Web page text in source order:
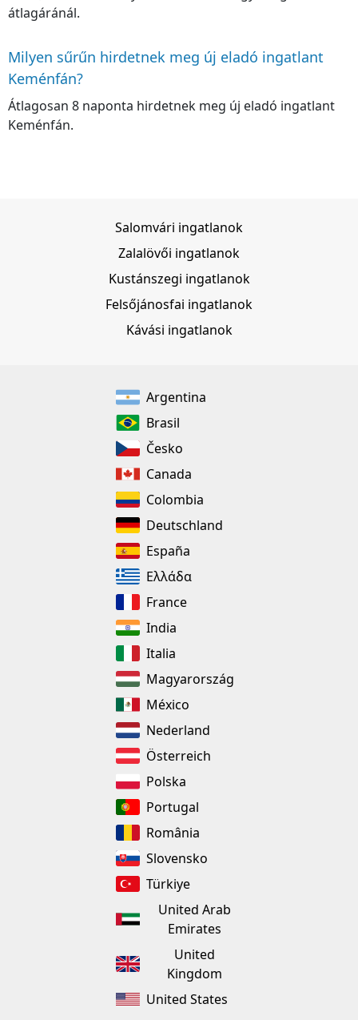
átlagáránál.
Milyen sűrűn hirdetnek meg új eladó ingatlant
Keménfán?
Átlagosan 8 naponta hirdetnek meg új eladó ingatlant
Keménfán.
Salomvári ingatlanok
Zalalövői ingatlanok
Kustánszegi ingatlanok
Felsőjánosfai ingatlanok
Kávási ingatlanok
Argentina
Brasil
Česko
Canada
Colombia
Deutschland
España
Ελλάδα
France
India
Italia
Magyarország
México
Nederland
Österreich
Polska
Portugal
România
Slovensko
Türkiye
United Arab
Emirates
United
Kingdom
United States